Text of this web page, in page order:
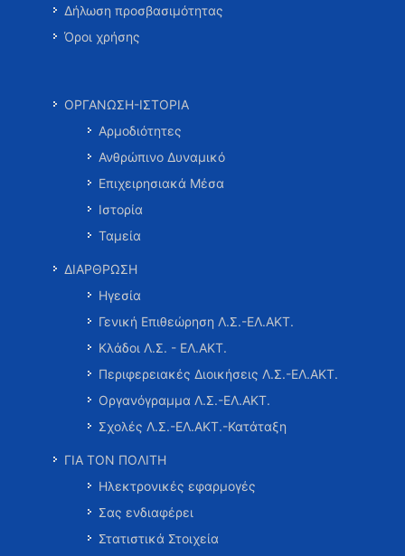
Δήλωση προσβασιμότητας
Όροι χρήσης
ΟΡΓΑΝΩΣΗ-ΙΣΤΟΡΙΑ
Αρμοδιότητες
Ανθρώπινο Δυναμικό
Επιχειρησιακά Μέσα
Ιστορία
Ταμεία
ΔΙΑΡΘΡΩΣΗ
Ηγεσία
Γενική Επιθεώρηση Λ.Σ.-ΕΛ.ΑΚΤ.
Κλάδοι Λ.Σ. - ΕΛ.ΑΚΤ.
Περιφερειακές Διοικήσεις Λ.Σ.-ΕΛ.ΑΚΤ.
Οργανόγραμμα Λ.Σ.-ΕΛ.ΑΚΤ.
Σχολές Λ.Σ.-ΕΛ.ΑΚΤ.-Κατάταξη
ΓΙΑ ΤΟΝ ΠΟΛΙΤΗ
Ηλεκτρονικές εφαρμογές
Σας ενδιαφέρει
Στατιστικά Στοιχεία